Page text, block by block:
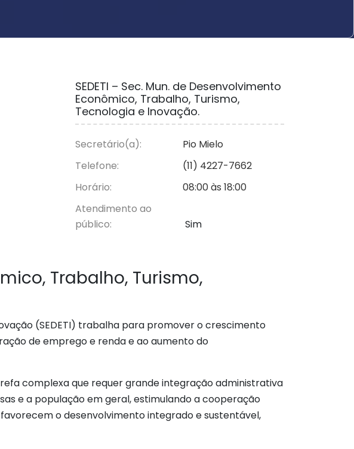
SEDETI – Sec. Mun. de Desenvolvimento
Econômico, Trabalho, Turismo,
Tecnologia e Inovação.
Secretário(a):
Pio Mielo
Telefone:
(11) 4227-7662
Horário:
08:00 às 18:00
Atendimento ao
público:
Sim
Trabalho, Turismo,
(SEDETI) trabalha para promover o crescimento
de emprego e renda e ao aumento do
complexa que requer grande integração administrativa
e a população em geral, estimulando a cooperação
o desenvolvimento integrado e sustentável,